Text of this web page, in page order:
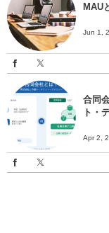
MAU
Jun 1,
合同
ト・
Apr 2,